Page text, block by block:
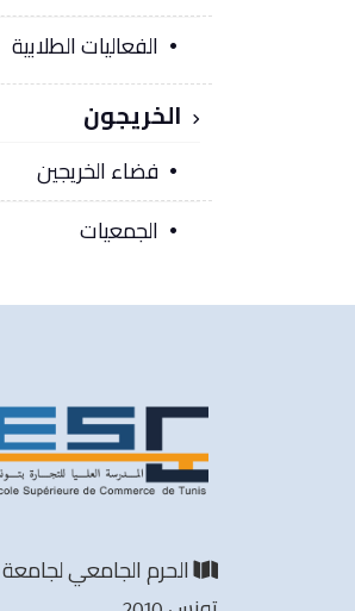
الفعاليات الطلابية
الخريجون
فضاء الخريجين
الجمعيات
الحرم الجامعي